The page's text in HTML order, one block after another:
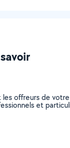
offreurs de
et